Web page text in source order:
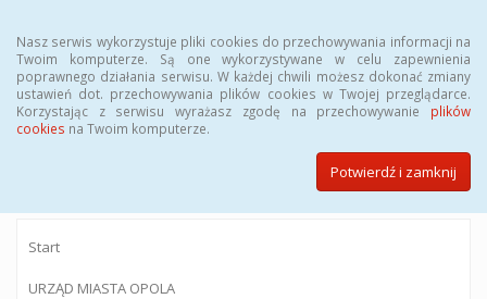
Nasz serwis wykorzystuje pliki cookies do przechowywania informacji na
Twoim komputerze. Są one wykorzystywane w celu zapewnienia
poprawnego działania serwisu. W każdej chwili możesz dokonać zmiany
ustawień dot. przechowywania plików cookies w Twojej przeglądarce.
Korzystając z serwisu wyrażasz zgodę na przechowywanie plików
cookies na Twoim komputerze.
Potwierdź i zamknij
BIULETYN INFORMACJI PUBLICZNEJ
Urzędu Miasta Opola
Start
URZĄD MIASTA OPOLA